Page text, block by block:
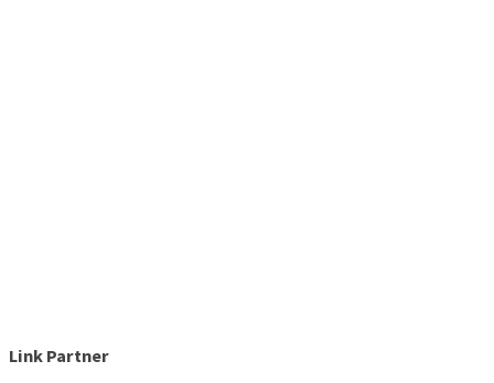
Link Partner